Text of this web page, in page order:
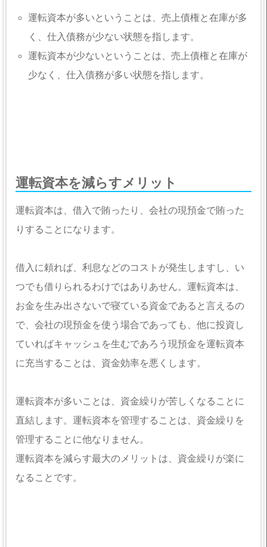
運転資本が多いということは、売上債権と在庫が多
く、仕入債務が少ない状態を指します。
運転資本が少ないということは、売上債権と在庫が
少なく、仕入債務が多い状態を指します。
運転資本を減らすメリット
運転資本は、借入で賄ったり、会社の現預金で賄った
りすることになります。
借入に頼れば、利息などのコストが発生しますし、い
つでも借りられるわけではありあせん。運転資本は、
お金を生み出さないで寝ている資金であると言えるの
で、会社の現預金を使う場合であっても、他に投資し
ていればキャッシュを生むであろう現預金を運転資本
に充当することは、資金効率を悪くします。
運転資本が多いことは、資金繰りが苦しくなることに
直結します。運転資本を管理することは、資金繰りを
管理することに他なりません。
運転資本を減らす最大のメリットは、資金繰りが楽に
なることです。